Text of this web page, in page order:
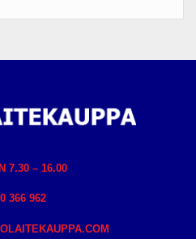
7.30 – 16.00
366 962